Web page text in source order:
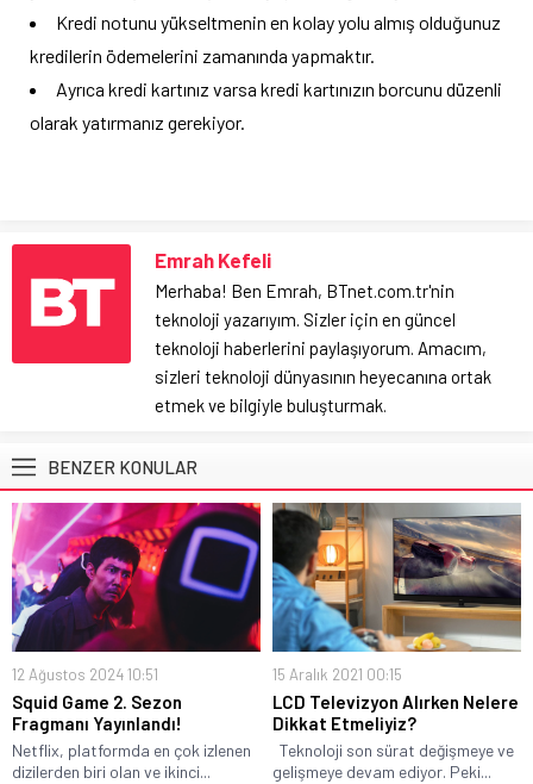
Kredi notunu yükseltmenin en kolay yolu almış olduğunuz
kredilerin ödemelerini zamanında yapmaktır.
Ayrıca kredi kartınız varsa kredi kartınızın borcunu düzenli
olarak yatırmanız gerekiyor.
Emrah Kefeli
Merhaba! Ben Emrah, BTnet.com.tr'nin
teknoloji yazarıyım. Sizler için en güncel
teknoloji haberlerini paylaşıyorum. Amacım,
sizleri teknoloji dünyasının heyecanına ortak
etmek ve bilgiyle buluşturmak.
BENZER KONULAR
12 Ağustos 2024 10:51
Squid Game 2. Sezon
Fragmanı Yayınlandı!
Netflix, platformda en çok izlenen
dizilerden biri olan ve ikinci...
15 Aralık 2021 00:15
LCD Televizyon Alırken Nelere
Dikkat Etmeliyiz?
Teknoloji son sürat değişmeye ve
gelişmeye devam ediyor. Peki...